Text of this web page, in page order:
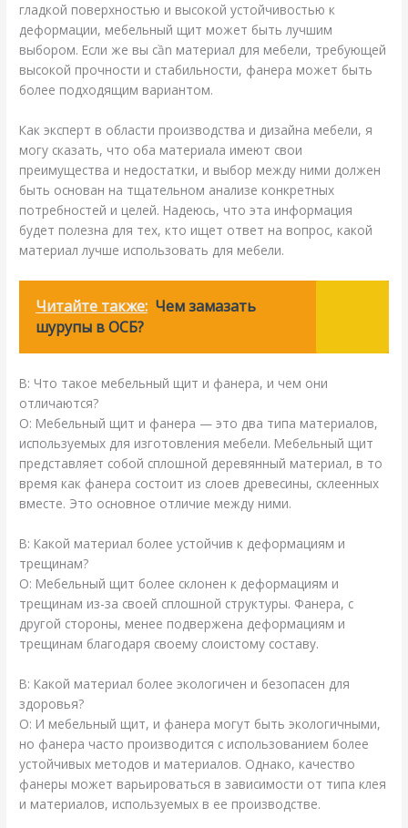
гладкой поверхностью и высокой устойчивостью к
деформации, мебельный щит может быть лучшим
выбором. Если же вы cần материал для мебели, требующей
высокой прочности и стабильности, фанера может быть
более подходящим вариантом.
Как эксперт в области производства и дизайна мебели, я
могу сказать, что оба материала имеют свои
преимущества и недостатки, и выбор между ними должен
быть основан на тщательном анализе конкретных
потребностей и целей. Надеюсь, что эта информация
будет полезна для тех, кто ищет ответ на вопрос, какой
материал лучше использовать для мебели.
Читайте также: Чем замазать
шурупы в ОСБ?
В: Что такое мебельный щит и фанера, и чем они
отличаются?
О: Мебельный щит и фанера — это два типа материалов,
используемых для изготовления мебели. Мебельный щит
представляет собой сплошной деревянный материал, в то
время как фанера состоит из слоев древесины, склеенных
вместе. Это основное отличие между ними.
В: Какой материал более устойчив к деформациям и
трещинам?
О: Мебельный щит более склонен к деформациям и
трещинам из-за своей сплошной структуры. Фанера, с
другой стороны, менее подвержена деформациям и
трещинам благодаря своему слоистому составу.
В: Какой материал более экологичен и безопасен для
здоровья?
О: И мебельный щит, и фанера могут быть экологичными,
но фанера часто производится с использованием более
устойчивых методов и материалов. Однако, качество
фанеры может варьироваться в зависимости от типа клея
и материалов, используемых в ее производстве.